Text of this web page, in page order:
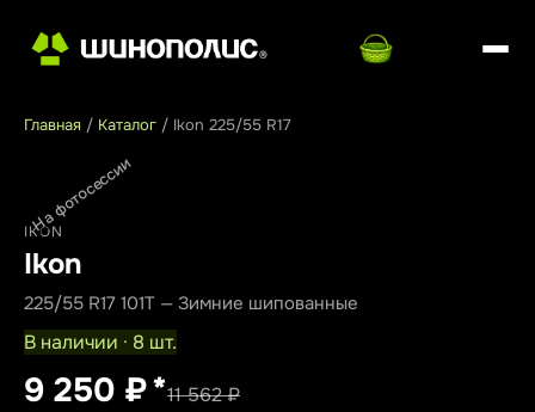
Главная / Каталог / Ikon 225/55 R17
На фотосессии
IKON
Ikon
225/55 R17 101T — Зимние шипованные
В наличии · 8 шт.
9 250 ₽*11 562 ₽